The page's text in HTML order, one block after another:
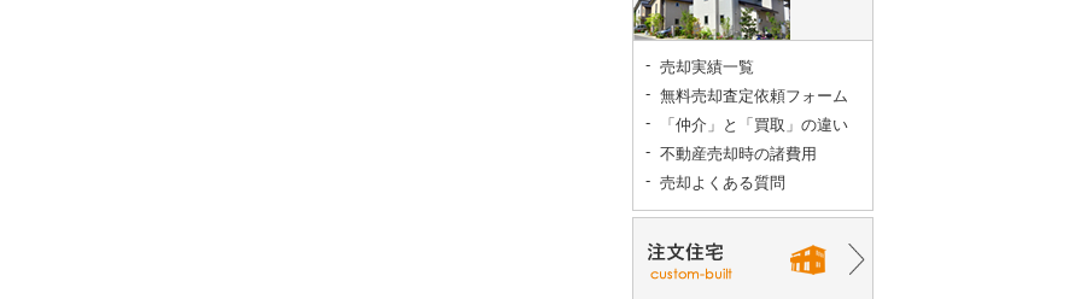
売却実績一覧
無料売却査定依頼フォーム
「仲介」と「買取」の違い
不動産売却時の諸費用
売却よくある質問